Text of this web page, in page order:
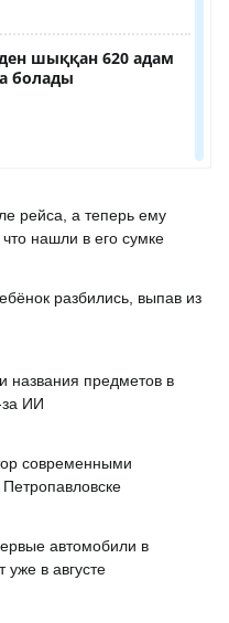
рейса, а теперь ему
что нашли в его сумке
разбились, выпав из
предметов в
за ИИ
современными
автомобили в
уже в августе